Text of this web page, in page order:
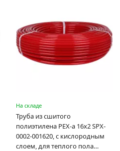
На складе
Труба из сшитого
полиэтилена PEX-a 16х2 SPX-
0002-001620, с кислородным
слоем, для теплого пола